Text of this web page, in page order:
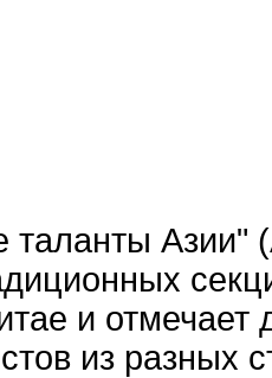
таланты Азии"
и
из разных